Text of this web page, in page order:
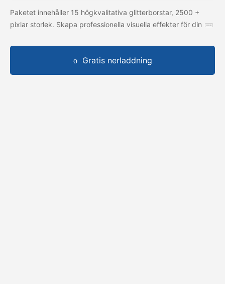
Paketet innehåller 15 högkvalitativa glitterborstar, 2500 +
pixlar storlek. Skapa professionella visuella effekter för din
Gratis nerladdning